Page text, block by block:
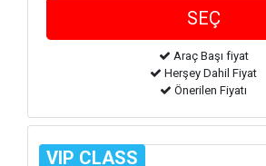
Araç Başı fiyat
Herşey Dahil Fiyat
Önerilen Fiyatı
VIP CLASS